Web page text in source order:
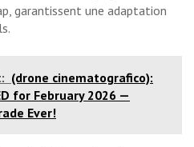
garantissent une adaptation
(drone cinematografico):
for February 2026 —
Ever!